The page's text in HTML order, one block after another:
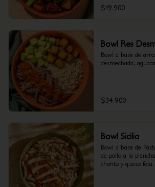
$19.900
Bowl Res
Bowl a base de
desmechada,
$34.900
Bowl Sicilia
Bowl a base de
de pollo a la
chonto y queso feta.